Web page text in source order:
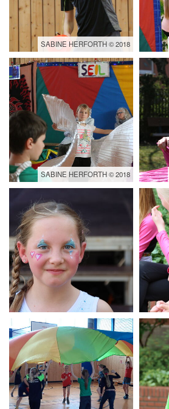
SABINE HERFORTH © 2018
SABINE HERFORTH © 2018